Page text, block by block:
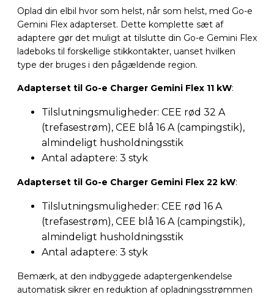
Oplad din elbil hvor som helst, når som helst, med Go-e
Gemini Flex adapterset. Dette komplette sæt af
adaptere gør det muligt at tilslutte din Go-e Gemini Flex
ladeboks til forskellige stikkontakter, uanset hvilken
type der bruges i den pågældende region.
Adapterset til Go-e Charger Gemini Flex 11 kW:
Tilslutningsmuligheder: CEE rød 32 A
(trefasestrøm), CEE blå 16 A (campingstik),
almindeligt husholdningsstik
Antal adaptere: 3 styk
Adapterset til Go-e Charger Gemini Flex 22 kW:
Tilslutningsmuligheder: CEE rød 16 A
(trefasestrøm), CEE blå 16 A (campingstik),
almindeligt husholdningsstik
Antal adaptere: 3 styk
Bemærk, at den indbyggede adaptergenkendelse
automatisk sikrer en reduktion af opladningsstrømmen